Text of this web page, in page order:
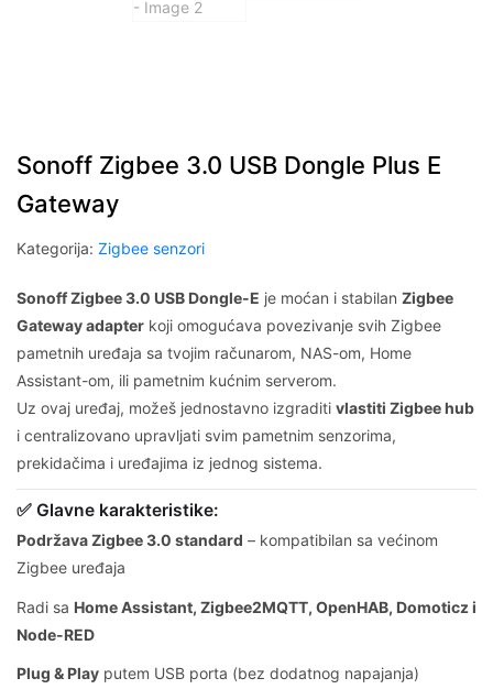
Sonoff Zigbee 3.0 USB Dongle Plus E
Gateway
Kategorija: Zigbee senzori
Sonoff Zigbee 3.0 USB Dongle-E je moćan i stabilan Zigbee
Gateway adapter koji omogućava povezivanje svih Zigbee
pametnih uređaja sa tvojim računarom, NAS-om, Home
Assistant-om, ili pametnim kućnim serverom.
Uz ovaj uređaj, možeš jednostavno izgraditi vlastiti Zigbee hub
i centralizovano upravljati svim pametnim senzorima,
prekidačima i uređajima iz jednog sistema.
✅ Glavne karakteristike:
Podržava Zigbee 3.0 standard – kompatibilan sa većinom
Zigbee uređaja
Radi sa Home Assistant, Zigbee2MQTT, OpenHAB, Domoticz i
Node-RED
Plug & Play putem USB porta (bez dodatnog napajanja)